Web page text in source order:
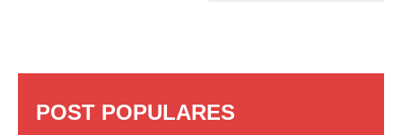
POST POPULARES